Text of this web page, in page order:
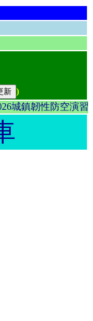
)
城鎮韌性防空